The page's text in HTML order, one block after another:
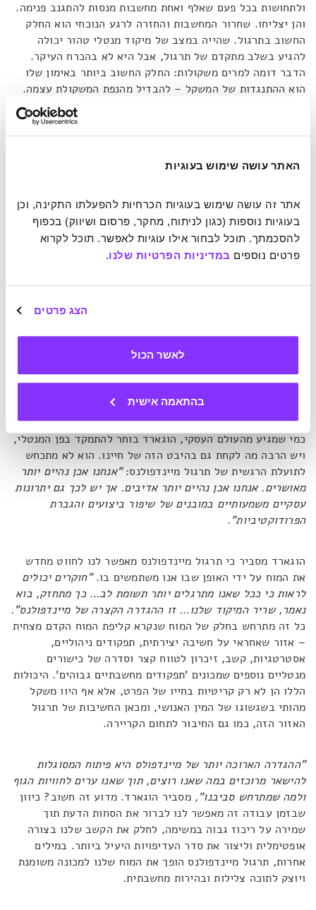
האתר עושה שימוש בעוגיות
פרטים נוספים במדיניות הפרטיות שלנו.
הצג פרטים
לאשר הכול
בהתאמה אישית
ולתחושות בכל פעם שאלף ואחת מחשבות מנסות להתגנב פנימה.
והן יצליחו. שחרור המחשבות והחזרה לרגע הנוכחי הוא החלק
החשוב בתרגול. שהייה במצב של מיקוד מנטלי טהור יכולה
להגיע בשלב מתקדם של תרגול, אבל היא לא בהכרח העיקר.
הדבר דומה למרים משקולות: החלק החשוב ביותר באימון שלו
הוא ההתנגדות של המשקל – להבדיל מהנפת המשקולת עצמה.
בסופו של דבר, תרגול ההתנגדות נועד לשפר את כושר הנשיאה
של חפצים אמיתיים, אך הדרך לשם עוברת בהכרח בהתמודדות
חוזרת ונשנית עם הרצון לוותר לגוף. וכך קורה גם במיינדפולנס.
בהנפת המשקולת, ואילו דחיית המחשבות היא לב לבו של אימון
שמסייעות לשאת את משקל הפעולות הקוגניטיביות שלנו
כל ההקדמה הזו נועדה להסביר את הרקע שעליו מתבסס הוגארד
בטיעון ש"אנשים חושבים שמיינדפולנס נועד להאט את הקצב…
. יהיו שיסתייגו מהקביעה שמיינדפולנס לא נועד 'להוריד
התרגול היא ירידה במתח הנפשי. אבל הכול שאלה של איפה
אנחנו שמים את הפוקוס, תרתי משמע.
כמי שמגיע מהעולם העסקי, הוגארד בוחר להתמקד בפן המנטלי,
ויש הרבה מה לקחת גם בהיבט הזה של חיינו. הוא לא מתכחש
לתועלת הרגשית של תרגול מיינדפולנס:"אנחנו אכן נהיים יותר
מאושרים. אנחנו אכן נהיים יותר אדיבים. אך יש לכך גם יתרונות
עסקיים משמעותיים במובנים של שיפור ביצועים והגברת
הפרודוקטיביות".
הוגארד מסביר כי תרגול מיינדפולנס מאפשר לנו לחווט מחדש
את המוח על ידי האופן שבו אנו משתמשים בו."חוקרים יכולים
לראות כי ככל שאנו מתרגלים יותר תשומת לב… כך מתחזק, בוא
נאמר, שריר המיקוד שלנו… זו ההגדרה הקצרה של מיינדפולנס".
כל זה מתרחש בחלק של המוח שנקרא קליפת המוח הקדם מצחית
– אזור שאחראי על חשיבה יצירתית, תפקודים ניהוליים,
אסטרטגיות, קשב, זיכרון לטווח קצר וסדרה של כישורים
מנטליים נוספים שמכונים 'תפקודים מחשבתיים גבוהים'. היכולות
הללו הן לא רק קריטיות בחייו של הפרט, אלא אף היוו משקל
מהותי בשגשוגו של המין האנושי, ומכאן החשיבות של תרגול
האזור הזה, כמו גם החיבור לתחום הקריירה.
"ההגדרה הארוכה יותר של מיינדפולס היא פיתוח המסוגלות
להישאר מרוכזים במה שאנו רוצים, תוך שאנו ערים לחוויות הגוף
ולמה שמתרחש סביבנו",מסביר הוגארד. מדוע זה חשוב? כיוון
שבזמן עבודה זה מאפשר לנו לברור את הסחות הדעת תוך
שמירה על ריכוז גבוה במשימה, לחלק את הקשב שלנו בצורה
אופטימלית וליצור את סדר העדיפויות היעיל ביותר. במילים
אחרות, תרגול מיינדפולנס הופך את המוח שלנו למכונה משומנת
ויוצק לתוכה צלילות ובהירות מחשבתית.